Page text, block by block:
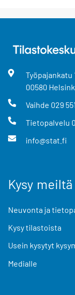
Työpajankatu
00580
Vaihde 029
Tietopalvelu
info@stat.fi
Kysy meiltä
Neuvonta ja
Kysy tilastoista
Usein kysytyt
Medialle